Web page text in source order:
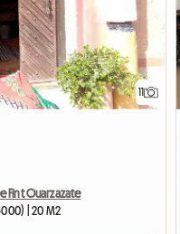
11
Fint Ouarzazate
| 20 M2